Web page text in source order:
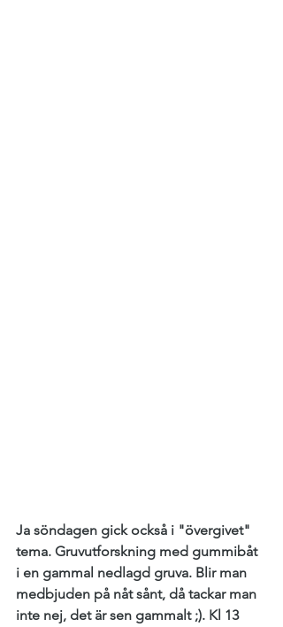
Ja söndagen gick också i "övergivet"
tema. Gruvutforskning med gummibåt
i en gammal nedlagd gruva. Blir man
medbjuden på nåt sånt, då tackar man
inte nej, det är sen gammalt ;). Kl 13